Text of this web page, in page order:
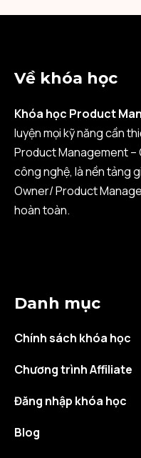
Về khóa học
Khóa học Product
luyện mọi kỹ năng cần
Product Management –
công nghệ, là nền tảng
Owner/ Product
hoàn toàn.
Danh mục
Chính sách khóa học
Chương trình Affiliate
Đăng nhập khóa học
Blog